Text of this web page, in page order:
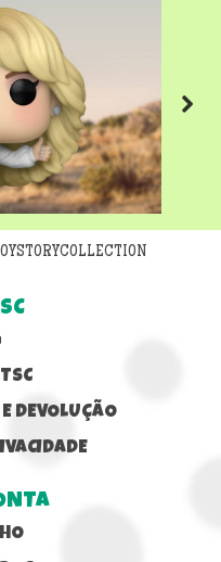
Next
DEVOLUÇÃO